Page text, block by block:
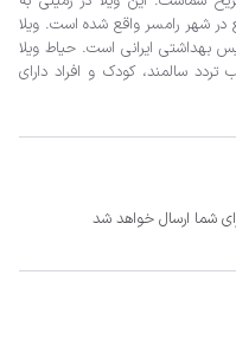
شما ارسال خواهد شد